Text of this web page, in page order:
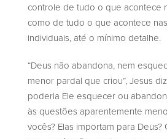
controle de tudo o que acontece
como de tudo o que acontece
individuais, até o mínimo detalhe.
“Deus não abandona, nem
menor pardal que criou”, Jesus
poderia Ele esquecer ou
às questões aparentemente
vocês? Elas importam para Deus?